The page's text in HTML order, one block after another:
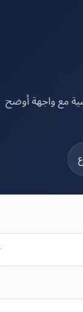
واجهة أوضح